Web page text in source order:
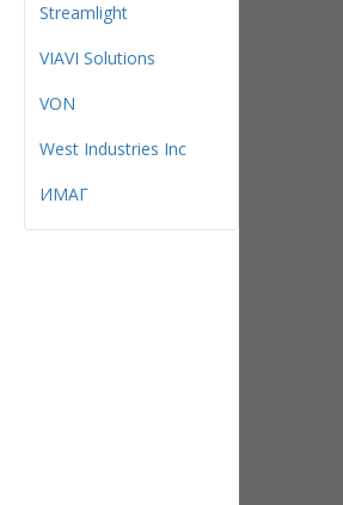
Streamlight
VIAVI Solutions
VON
West Industries Inc
ИМАГ